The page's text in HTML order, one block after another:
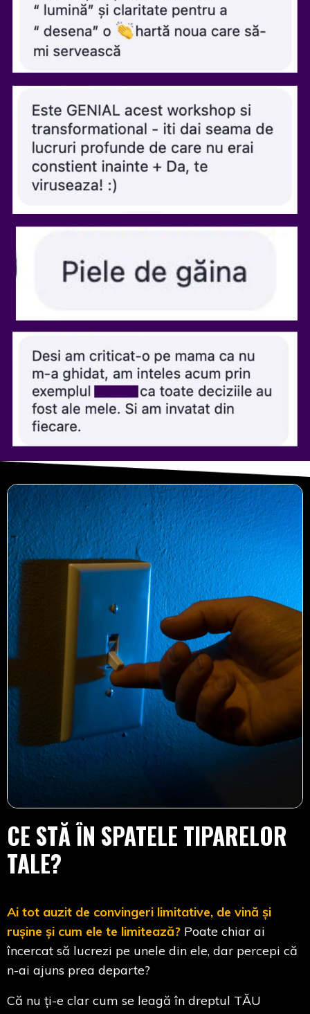
CE STĂ ÎN SPATELE TIPARELOR
TALE?
Ai tot auzit de convingeri limitative, de vină și
rușine și cum ele te limitează? Poate chiar ai
încercat să lucrezi pe unele din ele, dar percepi că
n-ai ajuns prea departe?
Că nu ți-e clar cum se leagă în dreptul TĂU